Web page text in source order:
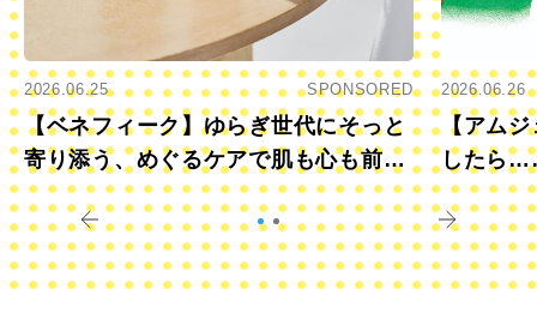
2026.06.25 SPONSORED
【ベネフィーク】ゆらぎ世代にそっと
寄り添う、めぐるケアで肌も心も前向
きに
2026.06.26
【アムジ
したら
すか？